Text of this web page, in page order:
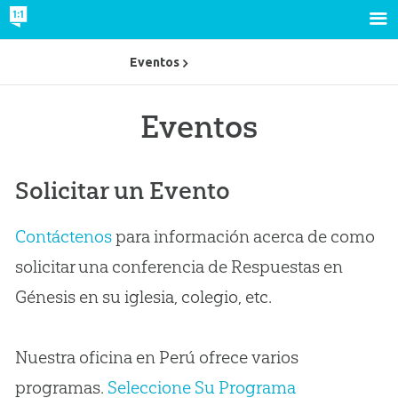
Eventos
Solicitar un Evento
Contáctenospara información acerca de como
solicitar una conferencia de Respuestas en
Génesis en su iglesia, colegio, etc.
Nuestra oficina en Perú ofrece varios
programas. Seleccione Su Programa
Eventos